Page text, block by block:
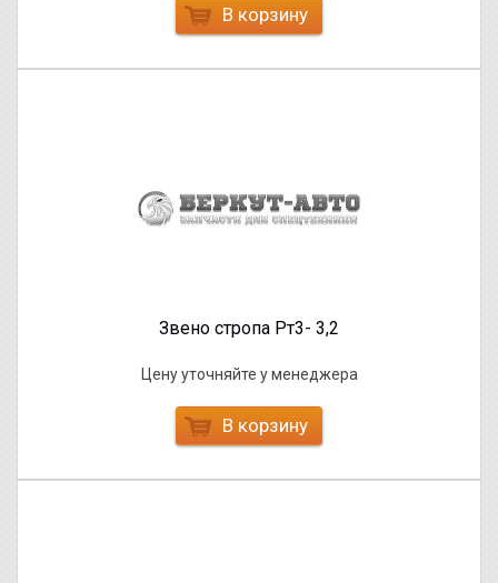
В корзину
Звено стропа Рт3- 3,2
Цену уточняйте у менеджера
В корзину